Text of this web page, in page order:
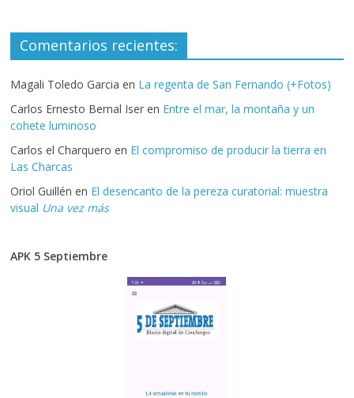
Comentarios recientes:
Magali Toledo Garcia en La regenta de San Fernando (+Fotos)
Carlos Ernesto Bernal Iser en Entre el mar, la montaña y un
cohete luminoso
Carlos el Charquero en El compromiso de producir la tierra en
Las Charcas
Oriol Guillén en El desencanto de la pereza curatorial: muestra
visual Una vez más
APK 5 Septiembre